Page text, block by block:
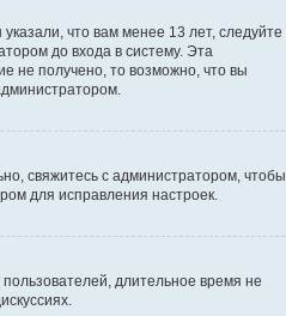
что вам менее 13 лет, следуйте
до входа в систему. Эта
не получено, то возможно, что вы
свяжитесь с администратором, чтобы
для исправления настроек.
длительное время не